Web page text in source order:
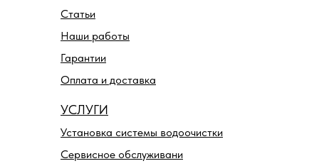
Статьи
Наши работы
Гарантии
Оплата и доставка
Установка системы водоочистки
Сервисное обслуживани
УСЛУГИ